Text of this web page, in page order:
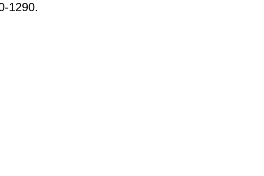
1290.